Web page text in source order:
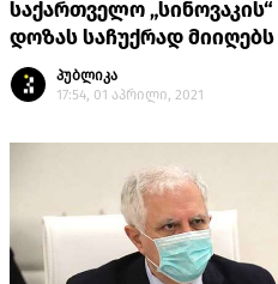
საქართველო „სინოვაკის“
დოზას საჩუქრად
პუბლიკა
17:54, 01 აპრილი, 2021